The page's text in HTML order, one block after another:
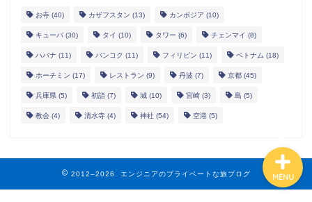
お寺 (40) カザフスタン (13) カンボジア (10)
キューバ (30) タイ (10) タワー (6) チェンマイ (8)
ハバナ (11) バンコク (11) フィリピン (11) ベトナム (18)
ホーチミン (17) レストラン (9) 丹波 (7) 京都 (45)
兵庫県 (5) 初詣 (7) 城 (10) 宮崎 (3) 島 (5)
教会 (4) 清水寺 (4) 神社 (54) 空港 (5)
2012–2026 エンジニアのプライベートな旅ブログ MENU
お問い合わせ
サイトマップ
エンジニアブログ